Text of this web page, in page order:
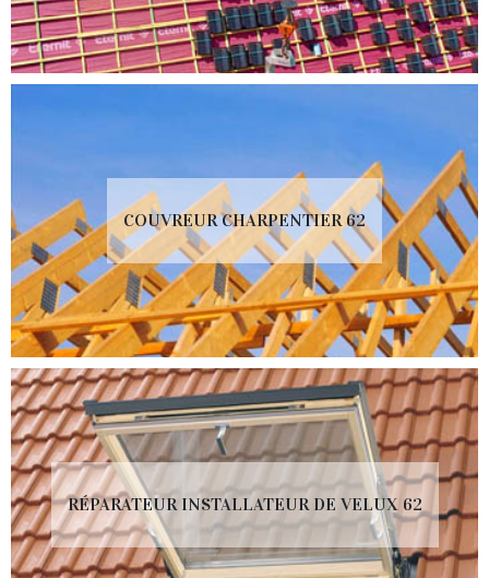
COUVREUR CHARPENTIER 62
RÉPARATEUR INSTALLATEUR DE VELUX 62